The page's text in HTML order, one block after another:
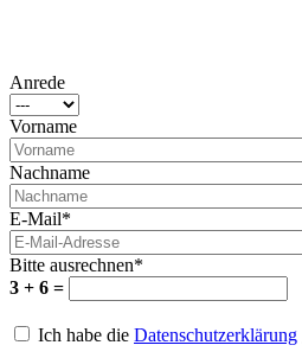
Anrede
Vorname
Nachname
E‑Mail*
Bitte ausrechnen*
3 + 6 =
Ich habe die Datenschutzerklärung